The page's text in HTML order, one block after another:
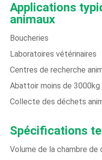
Applications
animaux
Boucheries
Laboratoires vétérinaires
Centres de recherche
Abattoir moins de 3000kg
Collecte des déchets
Spécifications
Volume de la chambre de